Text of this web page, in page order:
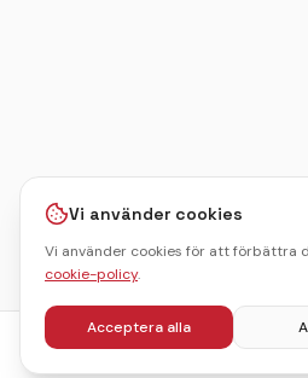
fr.695kr/pers
Vi använder cookies
Vi använder cookies för att förbättra
cookie-policy.
Acceptera alla